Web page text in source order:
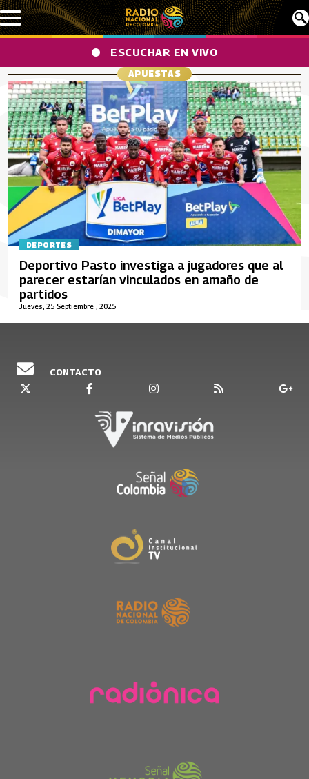
Pasar al contenido principal
ESCUCHAR EN VIVO
APUESTAS
DEPORTES
Jueves, 25 Septiembre , 2025
Deportivo Pasto investiga a jugadores que al
parecer estarían vinculados en amaño de
partidos
CONTACTO